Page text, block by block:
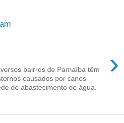
›
bairros de Parnaíba têm
causados por canos
de abastecimento de água.